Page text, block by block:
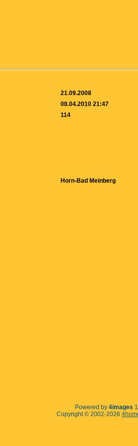
21.09.2008
08.04.2010 21:47
114
Horn-Bad Meinberg
Powered by 4images
Copyright © 2002-2026